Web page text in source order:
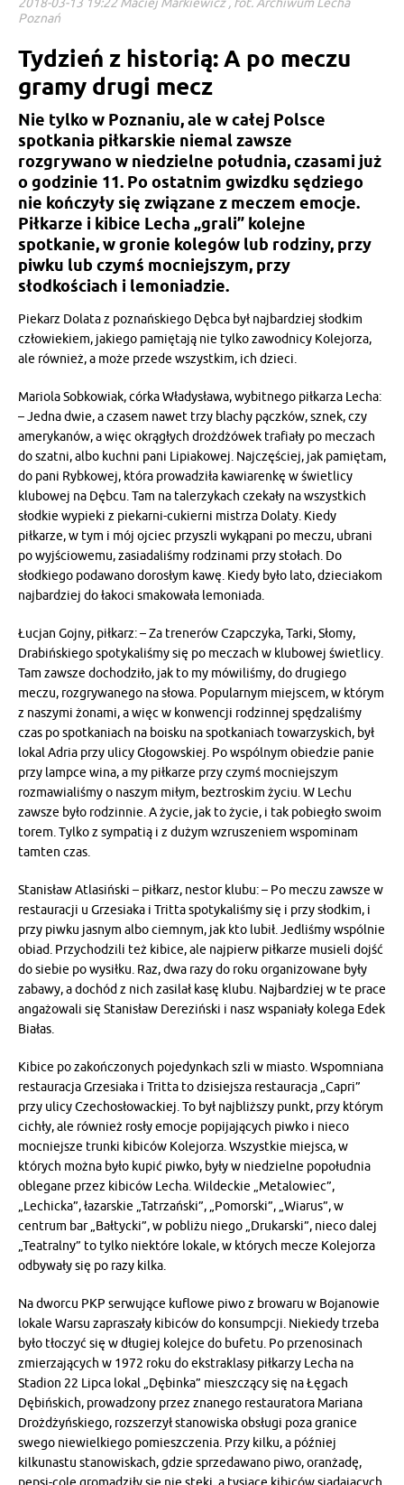
Poznań
Tydzień z historią: A po meczu
gramy drugi mecz
Nie tylko w Poznaniu, ale w całej Polsce
spotkania piłkarskie niemal zawsze
rozgrywano w niedzielne południa, czasami już
o godzinie 11. Po ostatnim gwizdku sędziego
nie kończyły się związane z meczem emocje.
Piłkarze i kibice Lecha „grali” kolejne
spotkanie, w gronie kolegów lub rodziny, przy
piwku lub czymś mocniejszym, przy
słodkościach i lemoniadzie.
Piekarz Dolata z poznańskiego Dębca był najbardziej słodkim
człowiekiem, jakiego pamiętają nie tylko zawodnicy Kolejorza,
ale również, a może przede wszystkim, ich dzieci.
Mariola Sobkowiak, córka Władysława, wybitnego piłkarza Lecha:
– Jedna dwie, a czasem nawet trzy blachy pączków, sznek, czy
amerykanów, a więc okrągłych drożdżówek trafiały po meczach
do szatni, albo kuchni pani Lipiakowej. Najczęściej, jak pamiętam,
do pani Rybkowej, która prowadziła kawiarenkę w świetlicy
klubowej na Dębcu. Tam na talerzykach czekały na wszystkich
słodkie wypieki z piekarni-cukierni mistrza Dolaty. Kiedy
piłkarze, w tym i mój ojciec przyszli wykąpani po meczu, ubrani
po wyjściowemu, zasiadaliśmy rodzinami przy stołach. Do
słodkiego podawano dorosłym kawę. Kiedy było lato, dzieciakom
najbardziej do łakoci smakowała lemoniada.
Łucjan Gojny, piłkarz: – Za trenerów Czapczyka, Tarki, Słomy,
Drabińskiego spotykaliśmy się po meczach w klubowej świetlicy.
Tam zawsze dochodziło, jak to my mówiliśmy, do drugiego
meczu, rozgrywanego na słowa. Popularnym miejscem, w którym
z naszymi żonami, a więc w konwencji rodzinnej spędzaliśmy
czas po spotkaniach na boisku na spotkaniach towarzyskich, był
lokal Adria przy ulicy Głogowskiej. Po wspólnym obiedzie panie
przy lampce wina, a my piłkarze przy czymś mocniejszym
rozmawialiśmy o naszym miłym, beztroskim życiu. W Lechu
zawsze było rodzinnie. A życie, jak to życie, i tak pobiegło swoim
torem. Tylko z sympatią i z dużym wzruszeniem wspominam
tamten czas.
Stanisław Atlasiński – piłkarz, nestor klubu: – Po meczu zawsze w
restauracji u Grzesiaka i Tritta spotykaliśmy się i przy słodkim, i
przy piwku jasnym albo ciemnym, jak kto lubił. Jedliśmy wspólnie
obiad. Przychodzili też kibice, ale najpierw piłkarze musieli dojść
do siebie po wysiłku. Raz, dwa razy do roku organizowane były
zabawy, a dochód z nich zasilał kasę klubu. Najbardziej w te prace
angażowali się Stanisław Dereziński i nasz wspaniały kolega Edek
Białas.
Kibice po zakończonych pojedynkach szli w miasto. Wspomniana
restauracja Grzesiaka i Tritta to dzisiejsza restauracja „Capri”
przy ulicy Czechosłowackiej. To był najbliższy punkt, przy którym
cichły, ale również rosły emocje popijających piwko i nieco
mocniejsze trunki kibiców Kolejorza. Wszystkie miejsca, w
których można było kupić piwko, były w niedzielne popołudnia
oblegane przez kibiców Lecha. Wildeckie „Metalowiec”,
„Lechicka”, łazarskie „Tatrzański”, „Pomorski”, „Wiarus”, w
centrum bar „Bałtycki”, w pobliżu niego „Drukarski”, nieco dalej
„Teatralny” to tylko niektóre lokale, w których mecze Kolejorza
odbywały się po razy kilka.
Na dworcu PKP serwujące kuflowe piwo z browaru w Bojanowie
lokale Warsu zapraszały kibiców do konsumpcji. Niekiedy trzeba
było tłoczyć się w długiej kolejce do bufetu. Po przenosinach
zmierzających w 1972 roku do ekstraklasy piłkarzy Lecha na
Stadion 22 Lipca lokal „Dębinka” mieszczący się na Łęgach
Dębińskich, prowadzony przez znanego restauratora Mariana
Drożdżyńskiego, rozszerzył stanowiska obsługi poza granice
swego niewielkiego pomieszczenia. Przy kilku, a później
kilkunastu stanowiskach, gdzie sprzedawano piwo, oranżadę,